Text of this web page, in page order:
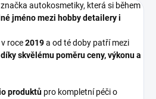
autokosmetiky, která si během
jméno mezi hobby detailery i
roce2019a od té doby patří mezi
skvělému poměru ceny, výkonu a
produktů pro kompletní péči o